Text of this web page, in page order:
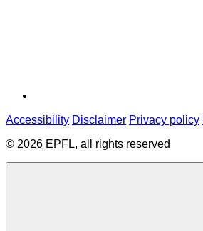
Accessibility Disclaimer Privacy policy
© 2026 EPFL, all rights reserved